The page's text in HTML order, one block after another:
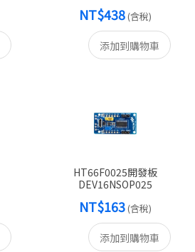
NT$438(含稅)
添加到購物車
HT66F0025開發板
DEV16NSOP025
NT$163(含稅)
添加到購物車